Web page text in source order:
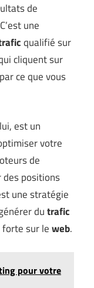
de
une
qualifié sur
cliquent sur
ce que vous
est un
votre
de
des positions
une stratégie
dutrafic
sur leweb.
pour votre